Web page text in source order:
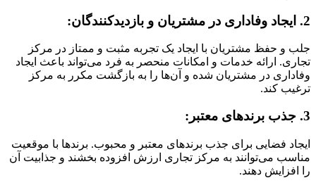
2. ایجاد وفاداری در مشتریان و بازدیدکنندگان:
جلب و حفظ مشتریان با ایجاد یک تجربه مثبت و ممتاز در مرکز
تجاری. ارائه خدمات و امکانات منحصر به فرد می‌تواند باعث ایجاد
وفاداری در مشتریان شده و آن‌ها را به بازگشت مکرر به مرکز
ترغیب کند.
3. جذب برندهای معتبر:
ایجاد فضایی برای جذب برندهای معتبر و محبوب. برندها با موقعیت
مناسب می‌توانند به مرکز تجاری ارزش افزوده بخشند و جذابیت آن
را افزایش دهند.